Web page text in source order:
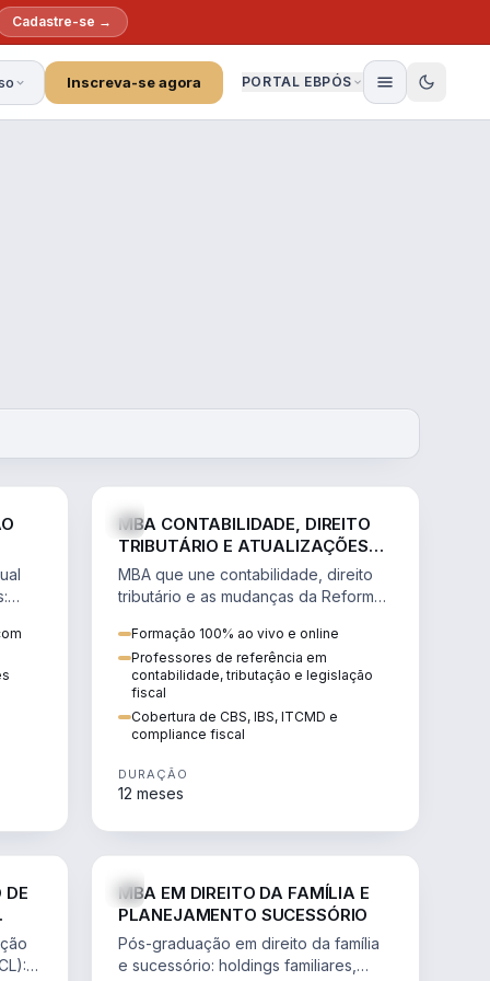
Cadastre-se →
Inscreva-se agora PORTAL EBPÓS
MBA CONTABILIDADE, DIREITO
TRIBUTÁRIO E ATUALIZAÇÕES
DA REFORMA TRIBUTÁRIA
MBA que une contabilidade, direito
tributário e as mudanças da Reforma
estratégica no novo cenário.
Formação 100% ao vivo e online
Professores de referência em
contabilidade, tributação e legislação
fiscal
Cobertura de CBS, IBS, ITCMD e
compliance fiscal
DURAÇÃO
12 meses
DE
MBA EM DIREITO DA FAMÍLIA E
PLANEJAMENTO SUCESSÓRIO
Pós-graduação em direito da família
e sucessório: holdings familiares,